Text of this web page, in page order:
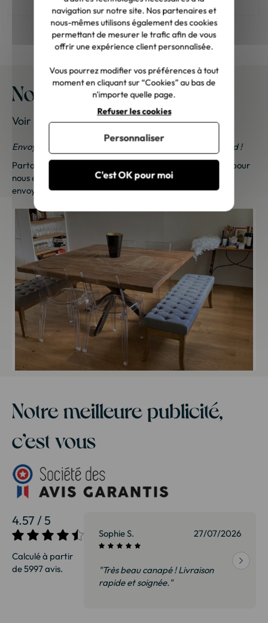
Nos meubles chez vous
Voir les photos de nos clients
Envoyez-nous vos photos ; une petite surprise vous attend !
Partagez vos photos et recevez une surprise !
Cliquez ici
pour
nous envoyer vos photos. Une petite attention vous sera
envoyée sous 48h à 72h ouvrées. Merci de votre fidélité !
Notre meilleure publicité,
c’est vous
4.57 / 5
Calculé à partir
de 5997 avis.
27/07/2026 Sophie S. 27/07/2026
"Très beau canapé ! Livraison
rapide et soignée."
navigation sur notre site. Nos partenaires et
nous-mêmes utilisons également des cookies
permettant de mesurer le trafic afin de vous
offrir une expérience client personnalisée.
Vous pourrez modifier vos préférences à tout
moment en cliquant sur “Cookies” au bas de
n'importe quelle page.
C'est OK pour moi
Refuser les cookies
Personnaliser